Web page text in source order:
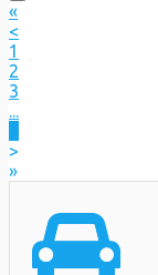
«
<
1
2
3
...
>
»